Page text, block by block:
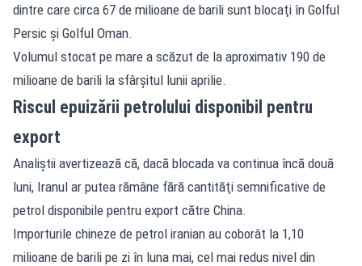
dintre care circa 67 de milioane de barili sunt blocaţi în Golful
Persic şi Golful Oman.
Volumul stocat pe mare a scăzut de la aproximativ 190 de
milioane de barili la sfârşitul lunii aprilie.
Riscul epuizării petrolului disponibil pentru
export
Analiştii avertizează că, dacă blocada va continua încă două
luni, Iranul ar putea rămâne fără cantităţi semnificative de
petrol disponibile pentru export către China.
Importurile chineze de petrol iranian au coborât la 1,10
milioane de barili pe zi în luna mai, cel mai redus nivel din